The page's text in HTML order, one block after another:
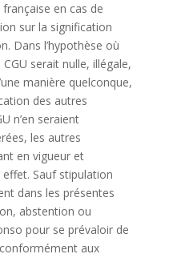
en cas de
sur la signification
Dans l’hypothèse où
serait nulle, illégale,
manière quelconque,
des autres
n’en seraient
les autres
en vigueur et
Sauf stipulation
dans les présentes
abstention ou
pour se prévaloir de
aux